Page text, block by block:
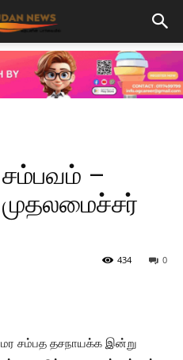
–
0
434
சம்பத தசநாயக்க இன்று